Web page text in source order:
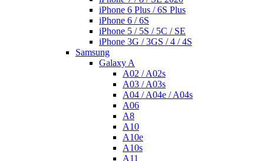
iPhone 6 Plus / 6S Plus
iPhone 6 / 6S
iPhone 5 / 5S / 5C / SE
iPhone 3G / 3GS / 4 / 4S
Samsung
Galaxy A
A02 / A02s
A03 / A03s
A04 / A04e / A04s
A06
A8
A10
A10e
A10s
A11